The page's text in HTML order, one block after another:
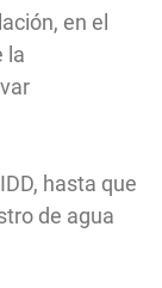
en el
la
hasta que
de agua